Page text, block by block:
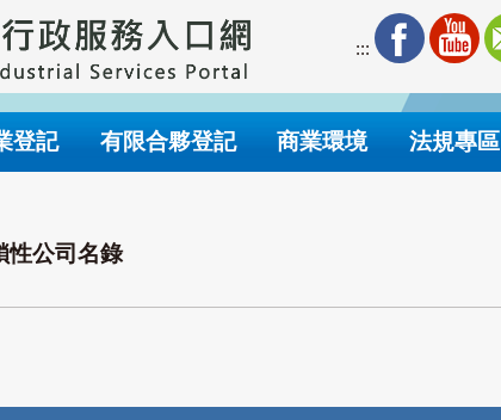
:::
登記 有限合夥登記 商業環境 法規專區
性公司名錄